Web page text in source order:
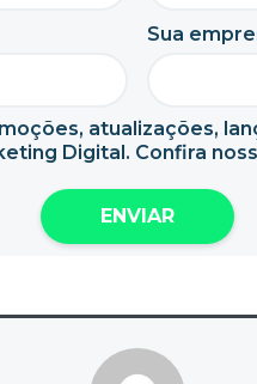
Sua
atualizações,
Digital. Confira